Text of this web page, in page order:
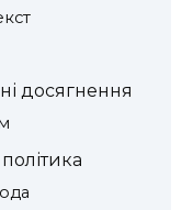
досягнення